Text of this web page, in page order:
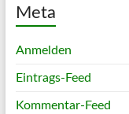
Meta
Anmelden
Eintrags-Feed
Kommentar-Feed